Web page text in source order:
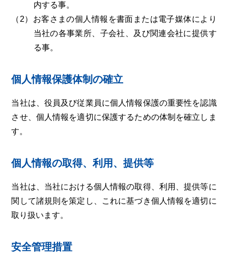
内する事。
（2）お客さまの個人情報を書面または電子媒体により
当社の各事業所、子会社、及び関連会社に提供す
る事。
個人情報保護体制の確立
当社は、役員及び従業員に個人情報保護の重要性を認識
させ、個人情報を適切に保護するための体制を確立しま
す。
個人情報の取得、利用、提供等
当社は、当社における個人情報の取得、利用、提供等に
関して諸規則を策定し、これに基づき個人情報を適切に
取り扱います。
安全管理措置